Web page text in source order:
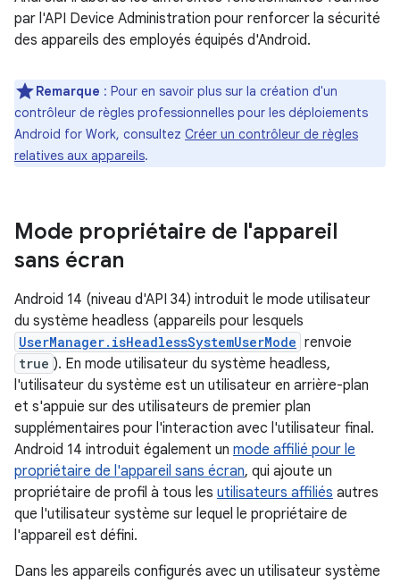
par l'API Device Administration pour renforcer la sécurité
des appareils des employés équipés d'Android.
Remarque : Pour en savoir plus sur la création d'un
contrôleur de règles professionnelles pour les déploiements
Android for Work, consultez Créer un contrôleur de règles
relatives aux appareils.
Mode propriétaire de l'appareil
sans écran
Android 14 (niveau d'API 34) introduit le mode utilisateur
du système headless (appareils pour lesquels
UserManager.isHeadlessSystemUserMode renvoie
true ). En mode utilisateur du système headless,
l'utilisateur du système est un utilisateur en arrière-plan
et s'appuie sur des utilisateurs de premier plan
supplémentaires pour l'interaction avec l'utilisateur final.
Android 14 introduit également un mode affilié pour le
propriétaire de l'appareil sans écran, qui ajoute un
propriétaire de profil à tous les utilisateurs affiliés autres
que l'utilisateur système sur lequel le propriétaire de
l'appareil est défini.
Dans les appareils configurés avec un utilisateur système